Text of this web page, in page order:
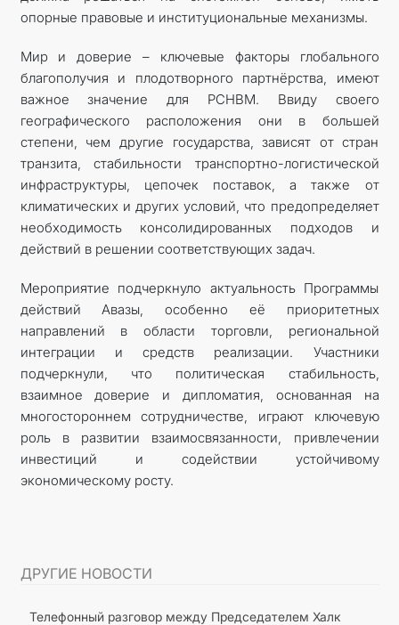
опорные правовые и институциональные механизмы.
Мир и доверие – ключевые факторы глобального
благополучия и плодотворного партнёрства, имеют
важное значение для РСНВМ. Ввиду своего
географического расположения они в большей
степени, чем другие государства, зависят от стран
транзита, стабильности транспорт­но-логистической
инфраструктуры, цепочек поставок, а также от
климатических и других условий, что предопределяет
необходимость консолидированных подходов и
действий в решении соответствующих задач.
Мероприятие подчеркнуло актуальность Программы
действий Авазы, особенно её приоритетных
направлений в области торговли, региональной
интеграции и средств реализации. Участники
подчеркнули, что политическая стабильность,
взаимное доверие и дипломатия, основанная на
многостороннем сотрудничестве, играют ключевую
роль в развитии взаимосвязанности, привлечении
инвестиций и содействии устойчивому
экономическому росту.
ДРУГИЕ НОВОСТИ
Телефонный разговор между Председателем Халк